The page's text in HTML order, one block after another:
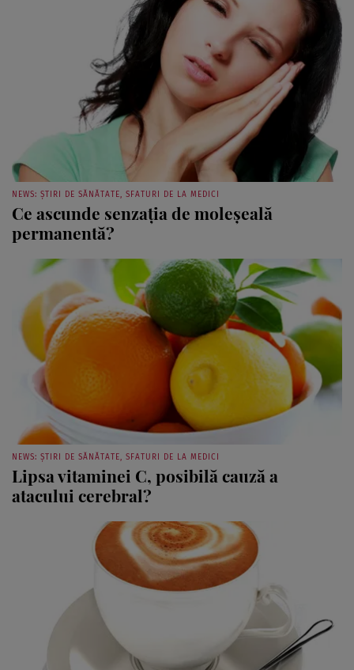
Ce ascunde senzaţia de moleşeală
permanentă?
Lipsa vitaminei C, posibilă cauză a
atacului cerebral?